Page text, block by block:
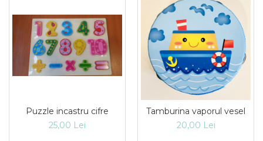
Puzzle incastru cifre
25,00 Lei
Tamburina vaporul vesel
20,00 Lei